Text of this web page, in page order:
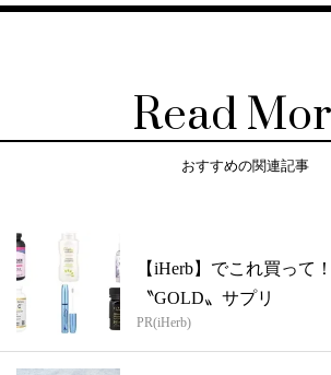
Read
おすすめの関連記事
【iHerb】でこれ買って
〝GOLD〟サプリ
PR(iHerb)